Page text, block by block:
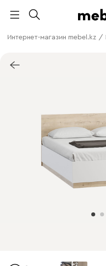
Интернет-магазин mebel.kz /
+2